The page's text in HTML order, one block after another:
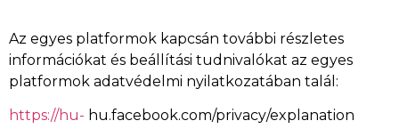
Az egyes platformok kapcsán további részletes
információkat és beállítási tudnivalókat az egyes
platformok adatvédelmi nyilatkozatában talál:
https://hu- hu.facebook.com/privacy/explanation